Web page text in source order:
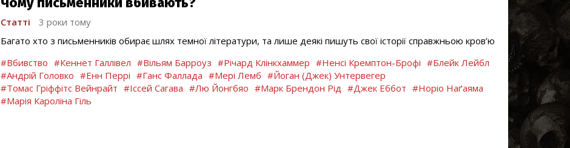
Статті
3 роки тому
Багато хто з письменників обирає шлях темної літератури, та лише деякі пишуть свої історії справжньою кров’ю
#Вбивство #Кеннет Галлівел #Вільям Барроуз #Річард Клінкхаммер #Ненсі Кремптон-Брофі #Блейк Лейбл
#Андрій Головко #Енн Перрі #Ганс Фаллада #Мері Лемб #Йоган (Джек) Унтервегер
#Томас Гріффітс Вейнрайт #Іссей Сагава #Лю Йонгбяо #Марк Брендон Рід #Джек Еббот #Норіо Наґаяма
#Марія Кароліна Гіль